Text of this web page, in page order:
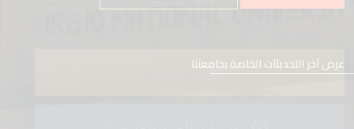
قم بجولةعرض آخر التحديثات الخاصة بجامعتنا